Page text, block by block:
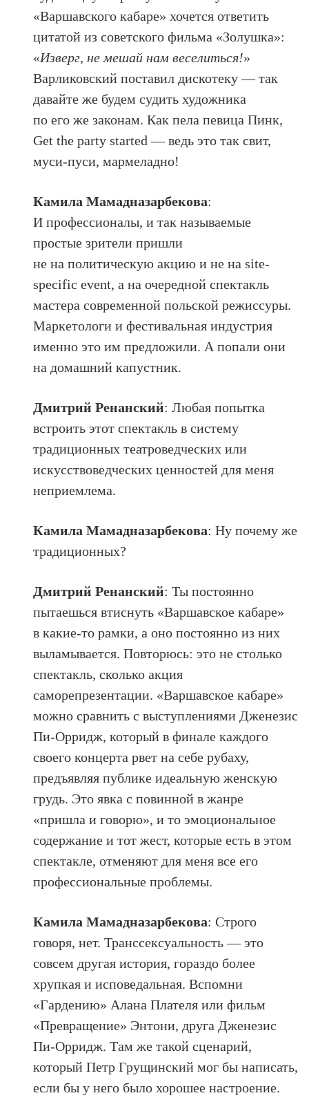
«Варшавского кабаре» хочется ответить
цитатой из советского фильма «Золушка»:
«Изверг, не мешай нам веселиться!»
Варликовский поставил дискотеку — так
давайте же будем судить художника
по его же законам. Как пела певица Пинк,
Get the party started — ведь это так свит,
муси-пуси, мармеладно!
Камила Мамадназарбекова:
И профессионалы, и так называемые
простые зрители пришли
не на политическую акцию и не на site-
specific event, а на очередной спектакль
мастера современной польской режиссуры.
Маркетологи и фестивальная индустрия
именно это им предложили. А попали они
на домашний капустник.
Дмитрий Ренанский: Любая попытка
встроить этот спектакль в систему
традиционных театроведческих или
искусствоведческих ценностей для меня
неприемлема.
Камила Мамадназарбекова: Ну почему же
традиционных?
Дмитрий Ренанский: Ты постоянно
пытаешься втиснуть «Варшавское кабаре»
в какие-то рамки, а оно постоянно из них
выламывается. Повторюсь: это не столько
спектакль, сколько акция
саморепрезентации. «Варшавское кабаре»
можно сравнить с выступлениями Дженезис
Пи-Орридж, который в финале каждого
своего концерта рвет на себе рубаху,
предъявляя публике идеальную женскую
грудь. Это явка с повинной в жанре
«пришла и говорю», и то эмоциональное
содержание и тот жест, которые есть в этом
спектакле, отменяют для меня все его
профессиональные проблемы.
Камила Мамадназарбекова: Строго
говоря, нет. Транссексуальность — это
совсем другая история, гораздо более
хрупкая и исповедальная. Вспомни
«Гардению» Алана Плателя или фильм
«Превращение» Энтони, друга Дженезис
Пи-Орридж. Там же такой сценарий,
который Петр Грущинский мог бы написать,
если бы у него было хорошее настроение.